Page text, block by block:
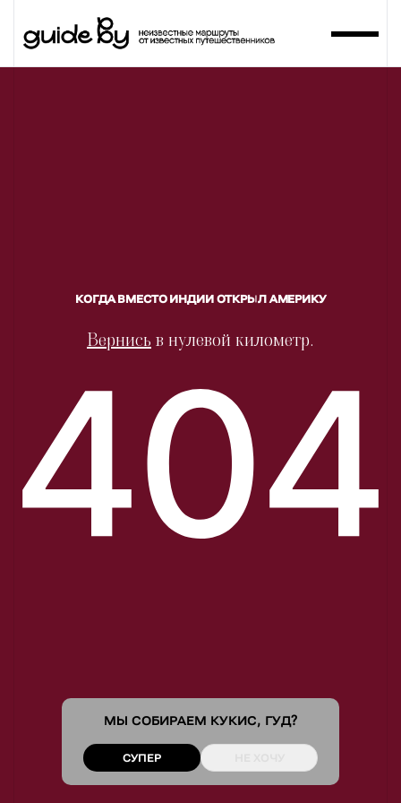
МЫ СОБИРАЕМ КУКИС, ГУД?
СУПЕР
КОГДА ВМЕСТО ИНДИИ ОТКРЫЛ АМЕРИКУ
Вернись в нулевой километр.